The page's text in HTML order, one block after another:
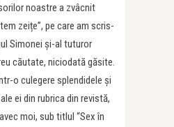
noastre a zvâcnit
zeițe”, pe care am scris-
Simonei și-al tuturor
căutate, niciodată găsite.
o culegere splendidele și
ei din rubrica din revistă,
moi, sub titlul “Sex în